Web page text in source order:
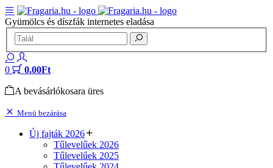
Gyümölcs és díszfák internetes eladása
0 0.00Ft
A bevásárlókosara üres
Menü bezárása
Új fajták 2026
Tűlevelűek 2026
Tűlevelűek 2025